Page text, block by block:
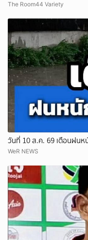
The Room44 Variety
วันที่ 10 ส.ค. 69 เตือนฝน
WeR NEWS